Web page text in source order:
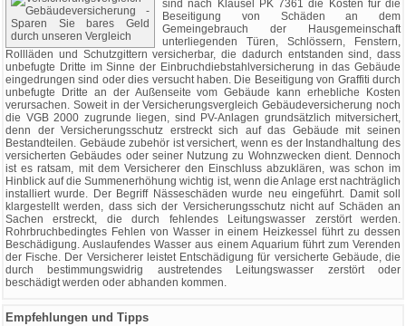
sind nach Klausel PK 7361 die Kosten für die
Beseitigung von Schäden an dem
Gemeingebrauch der Hausgemeinschaft
unterliegenden Türen, Schlössern, Fenstern,
Rollläden und Schutzgittern versicherbar, die dadurch entstanden sind, dass
unbefugte Dritte im Sinne der Einbruchdiebstahlversicherung in das Gebäude
eingedrungen sind oder dies versucht haben. Die Beseitigung von Graffiti durch
unbefugte Dritte an der Außenseite vom Gebäude kann erhebliche Kosten
verursachen. Soweit in der Versicherungsvergleich Gebäudeversicherung noch
die VGB 2000 zugrunde liegen, sind PV-Anlagen grundsätzlich mitversichert,
denn der Versicherungsschutz erstreckt sich auf das Gebäude mit seinen
Bestandteilen. Gebäude zubehör ist versichert, wenn es der Instandhaltung des
versicherten Gebäudes oder seiner Nutzung zu Wohnzwecken dient. Dennoch
ist es ratsam, mit dem Versicherer den Einschluss abzuklären, was schon im
Hinblick auf die Summenerhöhung wichtig ist, wenn die Anlage erst nachträglich
installiert wurde. Der Begriff Nässeschäden wurde neu eingeführt. Damit soll
klargestellt werden, dass sich der Versicherungsschutz nicht auf Schäden an
Sachen erstreckt, die durch fehlendes Leitungswasser zerstört werden.
Rohrbruchbedingtes Fehlen von Wasser in einem Heizkessel führt zu dessen
Beschädigung. Auslaufendes Wasser aus einem Aquarium führt zum Verenden
der Fische. Der Versicherer leistet Entschädigung für versicherte Gebäude, die
durch bestimmungswidrig austretendes Leitungswasser zerstört oder
beschädigt werden oder abhanden kommen.
Empfehlungen und Tipps